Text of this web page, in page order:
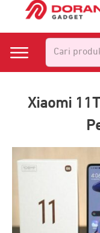
Xiaomi